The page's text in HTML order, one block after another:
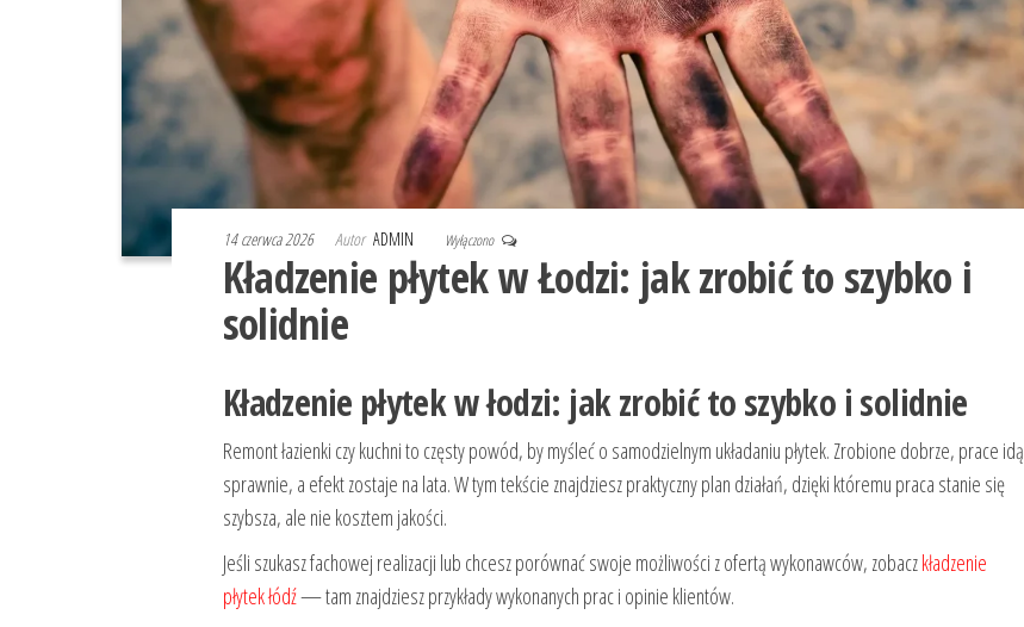
14 czerwca 2026 Autor ADMIN Wyłączono
Kładzenie płytek w Łodzi: jak zrobić to szybko i
solidnie
Kładzenie płytek w łodzi: jak zrobić to szybko i solidnie
Remont łazienki czy kuchni to częsty powód, by myśleć o samodzielnym układaniu płytek. Zrobione dobrze, prace idą
sprawnie, a efekt zostaje na lata. W tym tekście znajdziesz praktyczny plan działań, dzięki któremu praca stanie się
szybsza, ale nie kosztem jakości.
Jeśli szukasz fachowej realizacji lub chcesz porównać swoje możliwości z ofertą wykonawców, zobaczkładzenie
płytek łódź— tam znajdziesz przykłady wykonanych prac i opinie klientów.